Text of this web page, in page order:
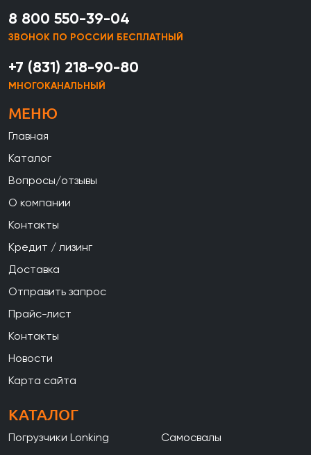
8 800 550-39-04
ЗВОНОК ПО РОССИИ БЕСПЛАТНЫЙ
+7 (831) 218-90-80
МНОГОКАНАЛЬНЫЙ
МЕНЮ
Главная
Каталог
Вопросы/отзывы
О компании
Контакты
Кредит / лизинг
Доставка
Отправить запрос
Прайс-лист
Контакты
Новости
Карта сайта
КАТАЛОГ
Погрузчики Lonking
Самосвалы